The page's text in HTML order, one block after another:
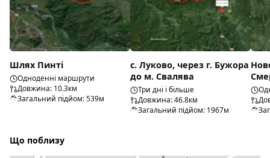
Шлях Пинті
Одноденні маршрути
Довжина: 10.3км
Загальний підйом: 539м
с. Луково, через г. Бужора
до м. Свалява
Три дні і більше
Довжина: 46.8км
Загальний підйом: 1967м
Що поблизу